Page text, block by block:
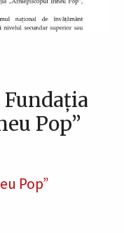
Pop”
Pop”